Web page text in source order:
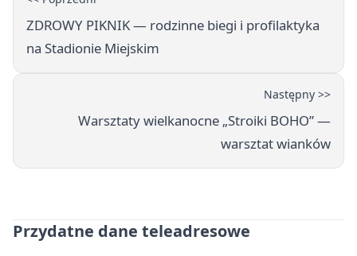
ZDROWY PIKNIK — rodzinne biegi i profilaktyka
na Stadionie Miejskim
Następny >>
Warsztaty wielkanocne „Stroiki BOHO” —
warsztat wianków
Przydatne dane teleadresowe